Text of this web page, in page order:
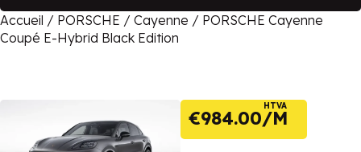
Accueil / PORSCHE / Cayenne / PORSCHE Cayenne
Coupé E-Hybrid Black Edition
€984.00
HTVA